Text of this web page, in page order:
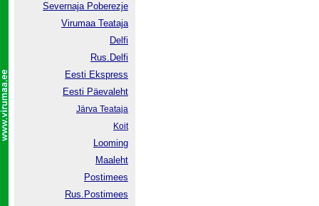
Severnaja Poberezje
Virumaa Teataja
Delfi
Rus.Delfi
Eesti Ekspress
Eesti Päevaleht
Järva Teataja
Koit
Looming
Maaleht
Postimees
Rus.Postimees